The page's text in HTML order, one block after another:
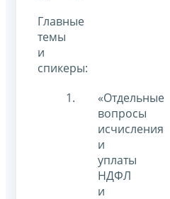
Главные
темы
и
спикеры:
«Отдельные
вопросы
исчисления
и
уплаты
НДФЛ
и